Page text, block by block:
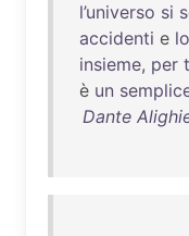
l’universo si
accidenti e
insieme, per
è un
Dante